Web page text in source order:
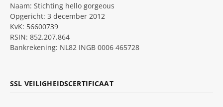
Naam: Stichting hello gorgeous
Opgericht: 3 december 2012
KvK: 56600739
RSIN: 852.207.864
Bankrekening: NL82 INGB 0006 465728
SSL VEILIGHEIDSCERTIFICAAT